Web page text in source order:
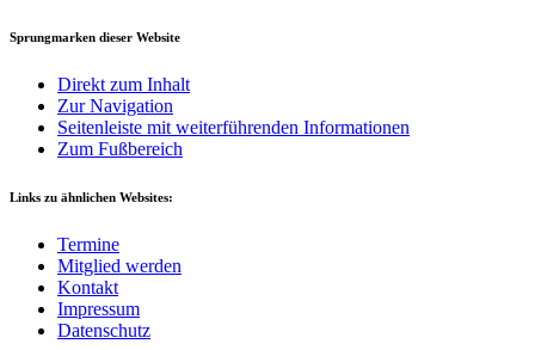
Sprungmarken dieser Website
Direkt zum Inhalt
Zur Navigation
Seitenleiste mit weiterführenden Informationen
Zum Fußbereich
Links zu ähnlichen Websites:
Termine
Mitglied werden
Kontakt
Impressum
Datenschutz